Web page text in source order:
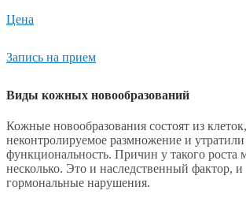
Цена
Запись на прием
Виды кожных новообразований
Кожные новообразования состоят из
неконтролируемое размножение и
функциональность. Причин у такого роста
несколько. Это и наследственный фактор,
гормональные нарушения.